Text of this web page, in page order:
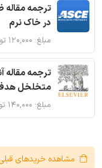
ترجمه
در خاک نرم
مبلغ: ۱۲۰,۰۰۰ تومان
ترجمه مقاله
متخلخل
مبلغ: ۱۴۰,۰۰۰ تومان
مشاهده خریدهای